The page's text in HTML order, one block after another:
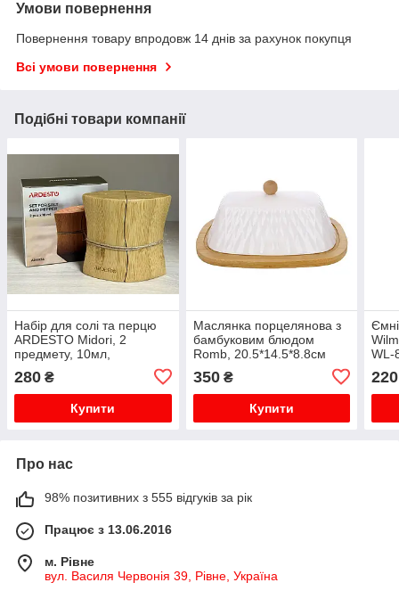
Умови повернення
Повернення товару впродовж 14 днів за рахунок покупця
Всі умови повернення
Подібні товари компанії
Набір для солі та перцю
ARDESTO Midori, 2
предмету, 10мл,
280 ₴
Купити
Маслянка порцелянова з
бамбуковим блюдом
Romb, 20.5*14.5*8.8см
350₴
Купити
WL-
220
Про нас
98% позитивних з 555 відгуків за рік
Працює з 13.06.2016
м. Рівне
вул. Василя Червонія 39, Рівне, Україна